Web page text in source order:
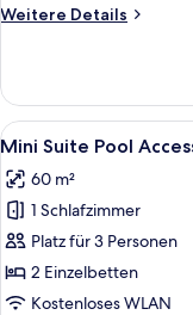
Weitere Details
Weitere
Seaview
Twin
Room
Alle
Fotos
für
Mini
Suite
Pool
Access
9
Mini Suite Pool
60 m²
1 Schlafzimmer
Platz für 3 Personen
2 Einzelbetten
Kostenloses WLAN